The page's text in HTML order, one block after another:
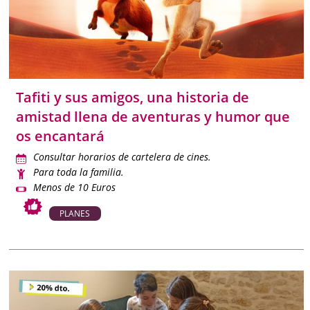
Tafiti y sus amigos, una historia de
amistad llena de aventuras y humor que
os encantará
Consultar horarios de cartelera de cines.
Para toda la familia.
Menos de 10 Euros
PLANES